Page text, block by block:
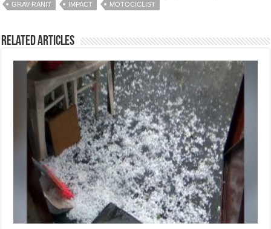
GRAV RANIT
IMPACT MOTOCICLIST
Related Articles